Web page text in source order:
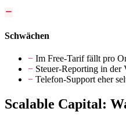
Schwächen
− Im Free-Tarif fällt pro
− Steuer-Reporting in der
− Telefon-Support eher
Scalable Capital: